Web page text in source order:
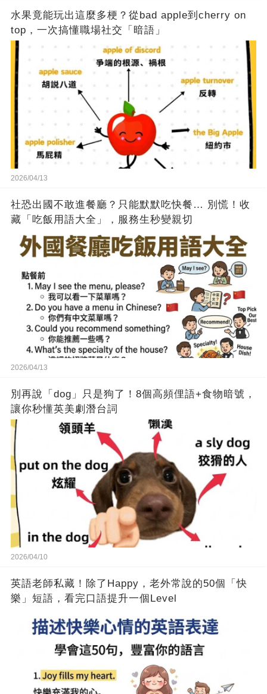
水果竟能玩出這麼多梗？從bad apple到cherry on
top，一次搞懂職場社交「暗語」
2026/04/13
社恐出國不敢進餐廳？只能默默吃快餐… 別慌！收
藏「吃飯用語大全」，服務生秒變親切
2026/04/13
別再說「dog」只是狗了！8個高頻俚語+食物暗號，
讓你秒懂英美劇潛台詞
2026/04/10
英語老師私藏！除了Happy，老外常說的50個「快
樂」短語，看完口語提升一個Level